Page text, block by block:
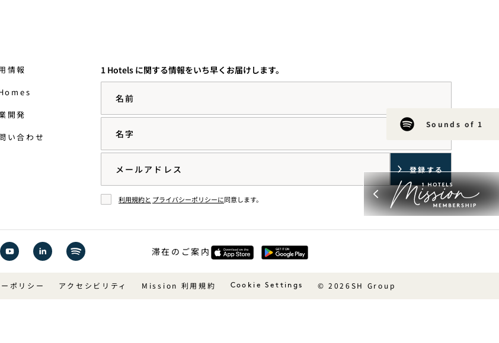
Sounds of 1
情報
開発
い合わせ
1 Hotels に関する情報をいち早くお届けします。
同意する
利用規約と プライバシーポリシーに同意します。
で1
で1
で1
滞在のご案内
ポリシー アクセシビリティ Mission 利用規約 Cookie Settings © 2026SH Group